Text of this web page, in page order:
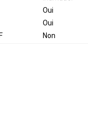
Oui
Oui
Non